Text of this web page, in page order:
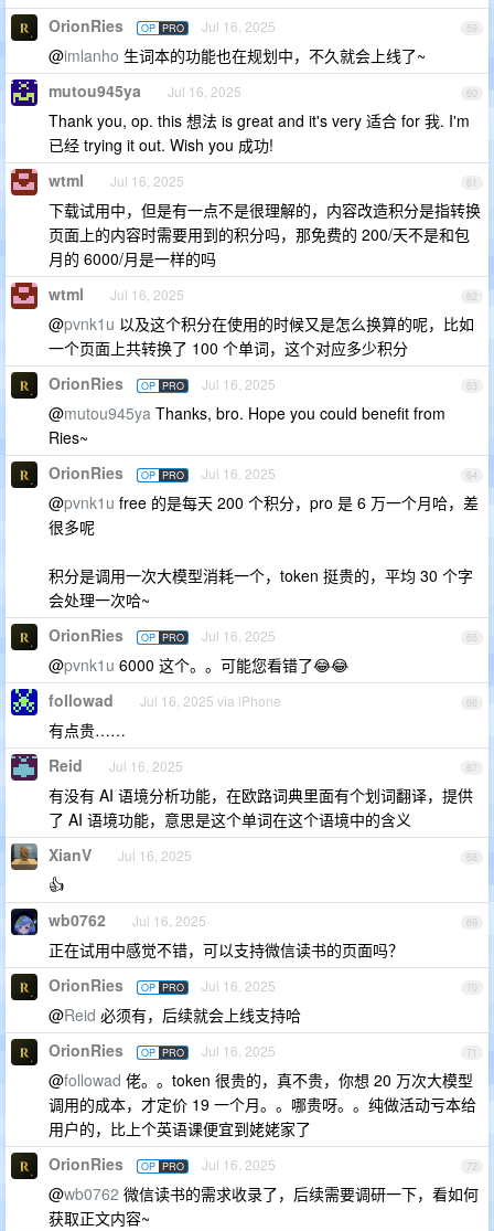
59
OrionRies OP PRO Jul 16, 2025
@imlanho 生词本的功能也在规划中，不久就会上线了~
60
mutou945ya Jul 16, 2025
Thank you, op. this 想法 is great and it's very 适合 for 我. I'm
已经 trying it out. Wish you 成功!
61
wtml Jul 16, 2025
下载试用中，但是有一点不是很理解的，内容改造积分是指转换
页面上的内容时需要用到的积分吗，那免费的 200/天不是和包
月的 6000/月是一样的吗
62
wtml Jul 16, 2025
@pvnk1u 以及这个积分在使用的时候又是怎么换算的呢，比如
一个页面上共转换了 100 个单词，这个对应多少积分
63
OrionRies OP PRO Jul 16, 2025
@mutou945ya Thanks, bro. Hope you could benefit from
Ries~
64
OrionRies OP PRO Jul 16, 2025
@pvnk1u free 的是每天 200 个积分，pro 是 6 万一个月哈，差
很多呢
积分是调用一次大模型消耗一个，token 挺贵的，平均 30 个字
会处理一次哈~
65
OrionRies OP PRO Jul 16, 2025
@pvnk1u 6000 这个。。可能您看错了😂😂
66
followad Jul 16, 2025 via iPhone
有点贵……
67
Reid Jul 16, 2025
有没有 AI 语境分析功能，在欧路词典里面有个划词翻译，提供
了 AI 语境功能，意思是这个单词在这个语境中的含义
68
XianV Jul 16, 2025
👍
69
wb0762 Jul 16, 2025
正在试用中感觉不错，可以支持微信读书的页面吗？
70
OrionRies OP PRO Jul 16, 2025
@Reid 必须有，后续就会上线支持哈
71
OrionRies OP PRO Jul 16, 2025
@followad 佬。。token 很贵的，真不贵，你想 20 万次大模型
调用的成本，才定价 19 一个月。。哪贵呀。。纯做活动亏本给
用户的，比上个英语课便宜到姥姥家了
72
OrionRies OP PRO Jul 16, 2025
@wb0762 微信读书的需求收录了，后续需要调研一下，看如何
获取正文内容~